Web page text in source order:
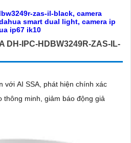
DH-IPC-HDBW3249R-ZAS-IL-
với AI SSA, phát hiện chính xác
minh, giảm báo động giả